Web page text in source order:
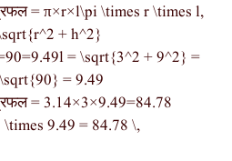
= π×r×l\pi \times r \times l,
+ h^2}
= \sqrt{3^2 + 9^2} =
= 9.49
= 3.14×3×9.49=84.78
9.49 = 84.78 \,